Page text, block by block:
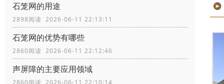
石笼网的用途
2898阅读 2026-06-11 22:13:11
石笼网的优势有哪些
2860阅读 2026-06-11 22:12:46
声屏障的主要应用领域